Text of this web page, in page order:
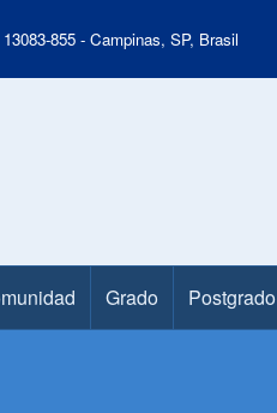
855 - Campinas, SP, Brasil
Grado Postgrado